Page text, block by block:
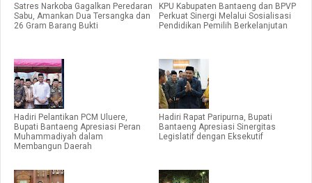
Satres Narkoba Gagalkan Peredaran
Sabu, Amankan Dua Tersangka dan
26 Gram Barang Bukti
KPU Kabupaten Bantaeng dan BPVP
Perkuat Sinergi Melalui Sosialisasi
Pendidikan Pemilih Berkelanjutan
Hadiri Pelantikan PCM Uluere,
Bupati Bantaeng Apresiasi Peran
Muhammadiyah dalam
Membangun Daerah
Hadiri Rapat Paripurna, Bupati
Bantaeng Apresiasi Sinergitas
Legislatif dengan Eksekutif